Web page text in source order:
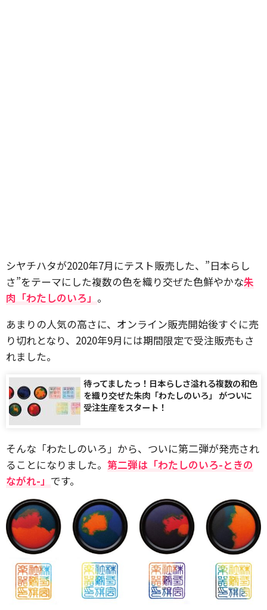
シヤチハタが2020年7月にテスト販売した、”日本らし
さ”をテーマにした複数の色を織り交ぜた色鮮やかな朱
肉「わたしのいろ」 。
あまりの人気の高さに、オンライン販売開始後すぐに売
り切れとなり、2020年9月には期間限定で受注販売もさ
れました。
待ってましたっ！日本らしさ溢れる複数の和色
を織り交ぜた朱肉「わたしのいろ」 がついに
受注生産をスタート！
そんな「わたしのいろ」から、ついに第二弾が発売され
ることになりました。 第二弾は「わたしのいろ-ときの
ながれ-」 です。